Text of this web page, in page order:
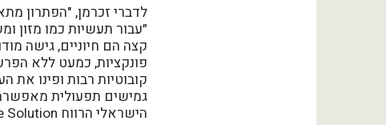
לדברי זכרמן, "הפתרון
״עבור תעשיות כמו מזון
קצה הם חיוניים, גישה
גמישים תפעולית
הישראלי הרווח High Mix Low Volume Solution״.